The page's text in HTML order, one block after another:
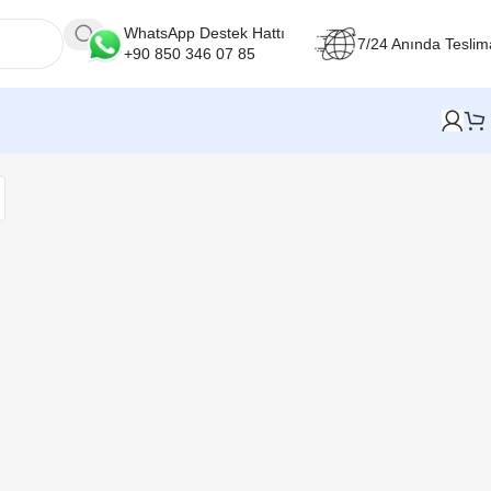
WhatsApp Destek Hattı
+90 850 346 07 85
7/24 Anında